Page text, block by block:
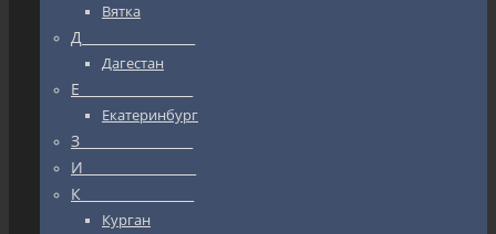
Вятка
Д_________________
Дагестан
Е_________________
Екатеринбург
З_________________
И_________________
К_________________
Курган